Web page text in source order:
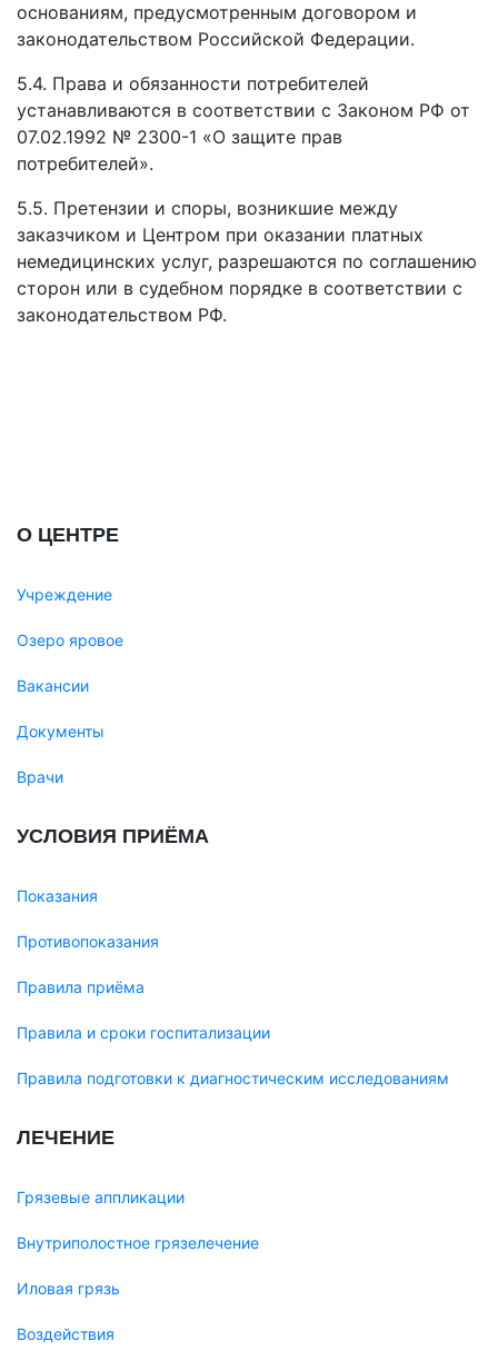
основаниям, предусмотренным договором и
законодательством Российской Федерации.
5.4. Права и обязанности потребителей
устанавливаются в соответствии с Законом РФ от
07.02.1992 № 2300-1 «О защите прав
потребителей».
5.5. Претензии и споры, возникшие между
заказчиком и Центром при оказании платных
немедицинских услуг, разрешаются по соглашению
сторон или в судебном порядке в соответствии с
законодательством РФ.
О ЦЕНТРЕ
Учреждение
Озеро яровое
Вакансии
Документы
Врачи
УСЛОВИЯ ПРИЁМА
Показания
Противопоказания
Правила приёма
Правила и сроки госпитализации
Правила подготовки к диагностическим исследованиям
ЛЕЧЕНИЕ
Грязевые аппликации
Внутриполостное грязелечение
Иловая грязь
Воздействия